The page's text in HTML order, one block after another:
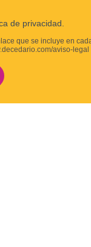
de privacidad.
que se incluye en
aviso-legal